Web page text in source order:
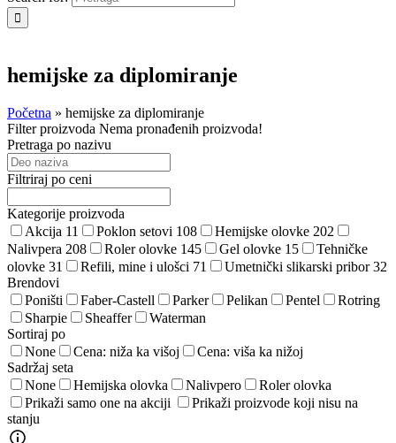
hemijske za diplomiranje
Početna » hemijske za diplomiranje
Filter proizvoda Nema pronađenih proizvoda!
Pretraga po nazivu
Filtriraj po ceni
Kategorije proizvoda
Akcija 11 Poklon setovi 108 Hemijske olovke 202
Nalivpera 208 Roler olovke 145 Gel olovke 15
Tehničke
olovke 31 Refili, mine i ulošci 71 Umetnički slikarski pribor32
Brendovi
Poništi
Faber-Castell Parker Pelikan Pentel
Rotring
Sharpie
Sheaffer
Waterman
Sortiraj po
None
Cena: niža ka višoj
Cena: viša ka nižoj
Sadržaj seta
None
Hemijska olovka Nalivpero
Roler olovka
Prikaži samo one na akciji
Prikaži proizvode koji nisu na
stanju